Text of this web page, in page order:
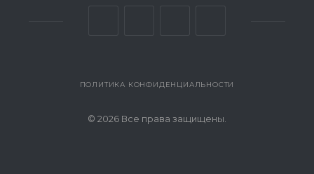
ПОЛИТИКА КОНФИДЕНЦИАЛЬНОСТИ
© 2026 Все права защищены.